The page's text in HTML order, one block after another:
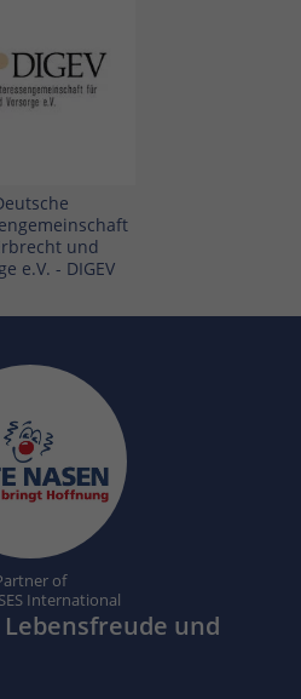
und
e.V. - DIGEV
of
International
und